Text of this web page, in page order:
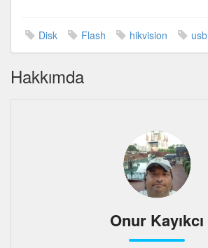
Disk Flash hikvision usb
Hakkımda
Onur Kayıkcı